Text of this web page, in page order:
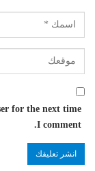
for the next time
I comment.